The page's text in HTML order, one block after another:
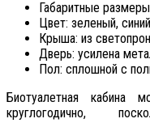
Габаритные
Цвет: зеленый, синий
Крыша: из
Дверь: усилена
Пол: сплошной с
Биотуалетная кабина
круглогодично,